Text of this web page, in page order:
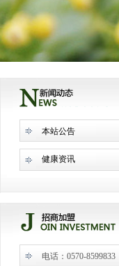
本站公告
健康资讯
电话：0570-8599833